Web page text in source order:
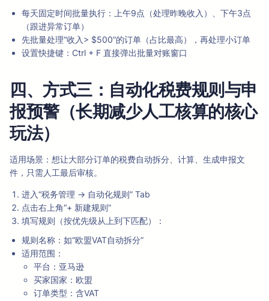
每天固定时间批量执行：上午9点（处理昨晚收入）、下午3点
（跟进异常订单）
先批量处理“收入> $500”的订单（占比最高），再处理小订单
设置快捷键：Ctrl + F 直接弹出批量对账窗口
四、方式三：自动化税费规则与申
报预警（长期减少人工核算的核心
玩法）
适用场景：想让大部分订单的税费自动拆分、计算、生成申报文
件，只需人工最后审核。
进入“税务管理 → 自动化规则” Tab
点击右上角“+ 新建规则”
填写规则（按优先级从上到下匹配）：
规则名称：如“欧盟VAT自动拆分”
适用范围：
平台：亚马逊
买家国家：欧盟
订单类型：含VAT